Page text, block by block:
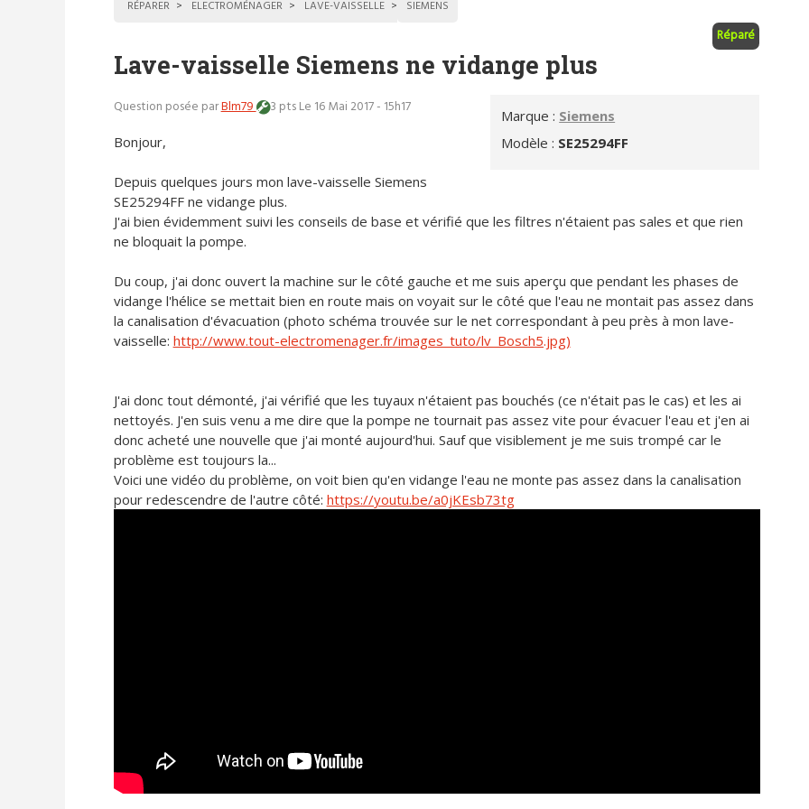
RÉPARER ELECTROMÉNAGER LAVE-VAISSELLE SIEMENS
Réparé
Lave-vaisselle Siemens ne vidange plus
Marque : Siemens
Modèle : SE25294FF
Question posée parBlm79 3 ptsLe 16 Mai 2017 - 15h17
Bonjour,
Depuis quelques jours mon lave-vaisselle Siemens
SE25294FF ne vidange plus.
J'ai bien évidemment suivi les conseils de base et vérifié que les filtres n'étaient pas sales et que rien
ne bloquait la pompe.
Du coup, j'ai donc ouvert la machine sur le côté gauche et me suis aperçu que pendant les phases de
vidange l'hélice se mettait bien en route mais on voyait sur le côté que l'eau ne montait pas assez dans
la canalisation d'évacuation (photo schéma trouvée sur le net correspondant à peu près à mon lave-
vaisselle: http://www.tout-electromenager.fr/images_tuto/lv_Bosch5.jpg)
J'ai donc tout démonté, j'ai vérifié que les tuyaux n'étaient pas bouchés (ce n'était pas le cas) et les ai
nettoyés. J'en suis venu a me dire que la pompe ne tournait pas assez vite pour évacuer l'eau et j'en ai
donc acheté une nouvelle que j'ai monté aujourd'hui. Sauf que visiblement je me suis trompé car le
problème est toujours la...
Voici une vidéo du problème, on voit bien qu'en vidange l'eau ne monte pas assez dans la canalisation
pour redescendre de l'autre côté: https://youtu.be/a0jKEsb73tg